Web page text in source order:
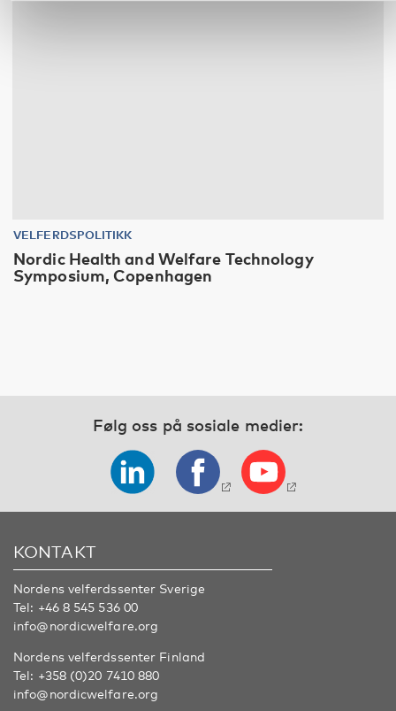
VELFERDSPOLITIKK
Nordic Health and Welfare Technology
Symposium, Copenhagen
Følg oss på sosiale medier:
KONTAKT
Nordens velferdssenter Sverige
Tel: +46 8 545 536 00
info@nordicwelfare.org
Nordens velferdssenter Finland
Tel: +358 (0)20 7410 880
info@nordicwelfare.org